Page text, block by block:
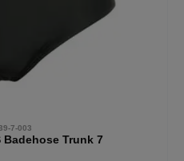
7-003
Badehose Trunk 7